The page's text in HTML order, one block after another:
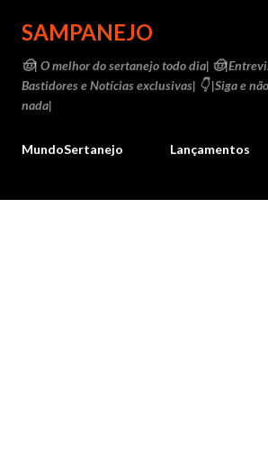
Pular para o conteúdo
SAMPANEJO
🤠| O melhor do sertanejo todo dia|
Bastidores e Notícias exclusivas| 👇 |Siga e
nada|
MundoSertanejo Lançamentos